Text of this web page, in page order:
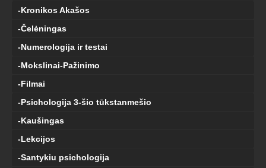
-Kronikos Akašos
-Čelėningas
-Numerologija ir testai
-Mokslinai-Pažinimo
-Filmai
-Psichologija 3-šio tūkstanmešio
-Kaušingas
-Lekcijos
-Santykiu psichologija